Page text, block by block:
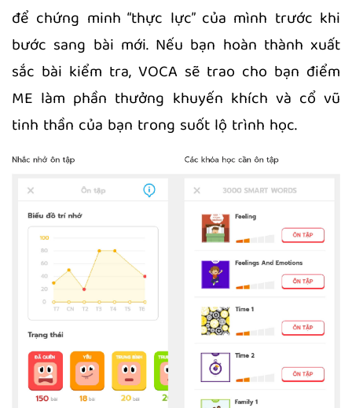
để chứng minh “thực lực” của mình trước khi
bước sang bài mới. Nếu bạn hoàn thành xuất
sắc bài kiểm tra, VOCA sẽ trao cho bạn điểm
ME làm phần thưởng khuyến khích và cổ vũ
tinh thần của bạn trong suốt lộ trình học.